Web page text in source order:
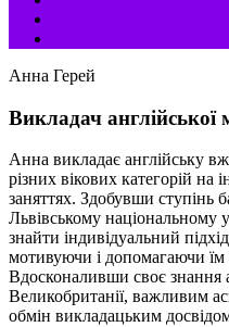
Анна Герей
Викладач англійської
Анна викладає англійську
різних вікових категорій на
заняттях. Здобувши ступінь
Львівському національному
знайти індивідуальний
мотивуючи і допомагаючи
Вдосконаливши своє знання
Великобританії, важливим
обмін викладацьким